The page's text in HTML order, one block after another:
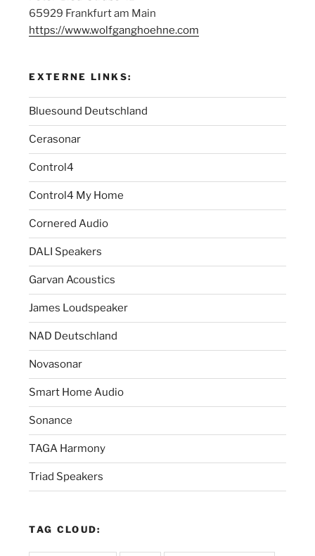
65929 Frankfurt am Main
https://www.wolfganghoehne.com
EXTERNE LINKS:
Bluesound Deutschland
Cerasonar
Control4
Control4 My Home
Cornered Audio
DALI Speakers
Garvan Acoustics
James Loudspeaker
NAD Deutschland
Novasonar
Smart Home Audio
Sonance
TAGA Harmony
Triad Speakers
TAG CLOUD: